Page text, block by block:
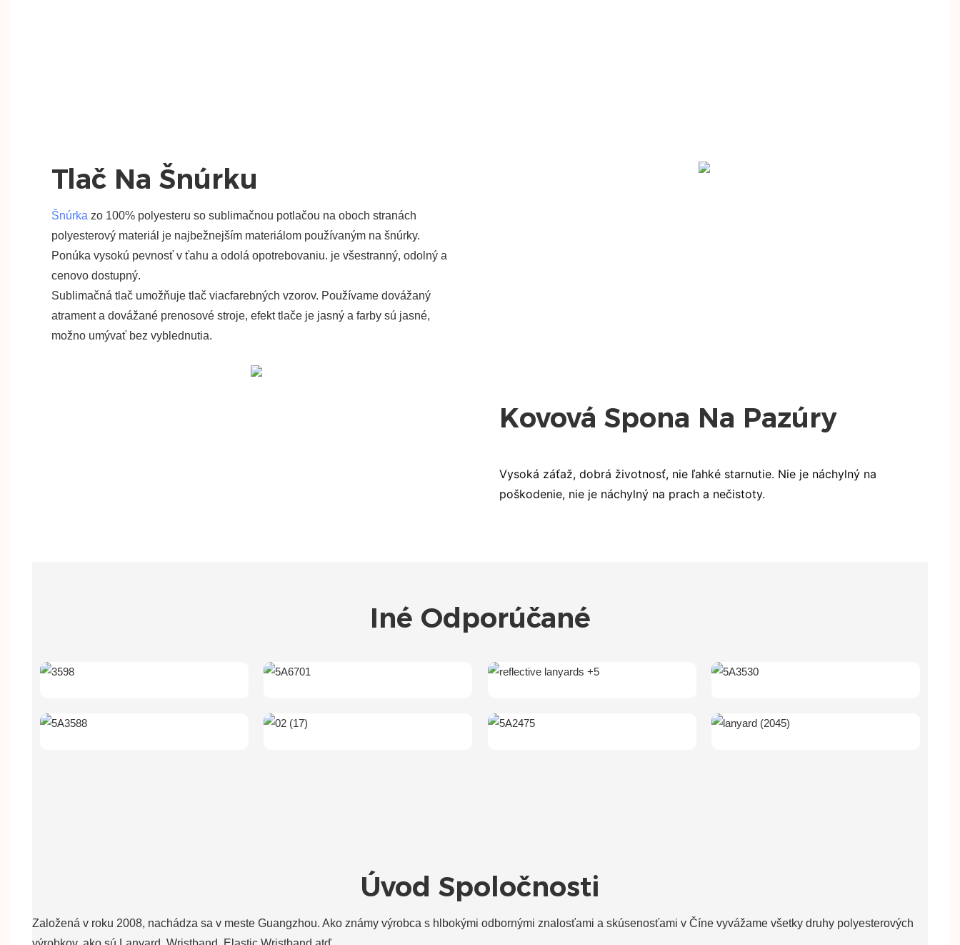
Tlač Na Šnúrku
Šnúrka zo 100% polyesteru so sublimačnou potlačou na oboch stranách
polyesterový materiál je najbežnejším materiálom používaným na šnúrky.
Ponúka vysokú pevnosť v ťahu a odolá opotrebovaniu. je všestranný, odolný a
cenovo dostupný.
Sublimačná tlač umožňuje tlač viacfarebných vzorov. Používame dovážaný
atrament a dovážané prenosové stroje, efekt tlače je jasný a farby sú jasné,
možno umývať bez vyblednutia.
Kovová Spona Na Pazúry
Vysoká záťaž, dobrá životnosť, nie ľahké starnutie. Nie je náchylný na
poškodenie, nie je náchylný na prach a nečistoty.
Iné Odporúčané
Založená v roku 2008, nachádza sa v meste Guangzhou. Ako známy výrobca s hlbokými odbornými znalosťami a skúsenosťami v Číne vyvážame všetky druhy polyesterových